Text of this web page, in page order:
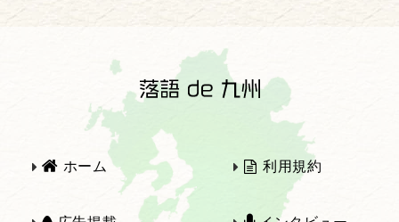
2025年 2024年
2022年
2021年 2020年
ホーム 利用規約